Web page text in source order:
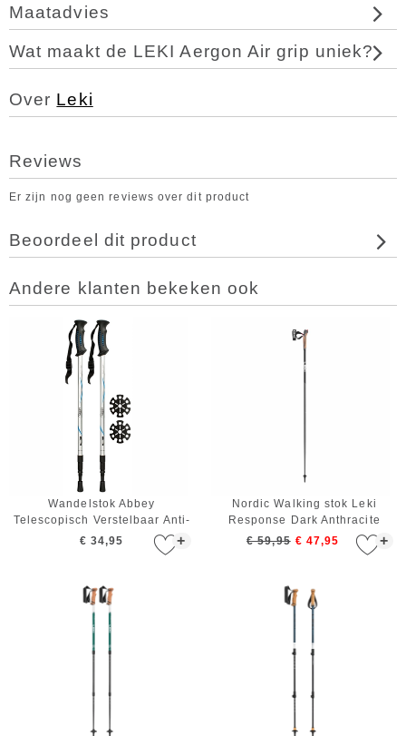
Maatadvies
Wat maakt de LEKI Aergon Air grip uniek?
Over Leki
Reviews
Er zijn nog geen reviews over dit product
Beoordeel dit product
Andere klanten bekeken ook
+
Wandelstok Abbey
Telescopisch Verstelbaar Anti-
shock Zilver Blauw Zwart
€ 34,95 +
Nordic Walking stok Leki
Response Dark Anthracite
Black White 120 cm
€ 59,95 € 47,95